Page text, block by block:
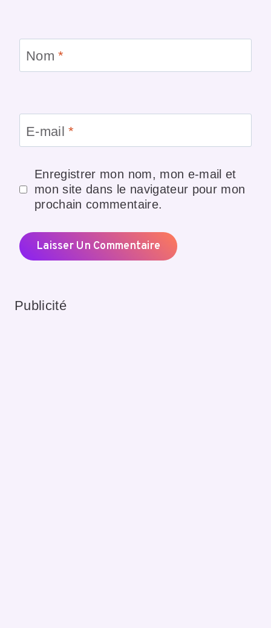
Nom*
E-mail*
Enregistrer mon nom, mon e-mail et
mon site dans le navigateur pour mon
prochain commentaire.
Publicité